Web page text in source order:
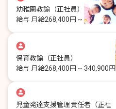
幼稚園教諭 （正社員）
給与 月給268,400円 ~
保育教諭 （正社員）
給与 月給268,400円 ~ 340,900円
児童発達支援管理責任者 （正社